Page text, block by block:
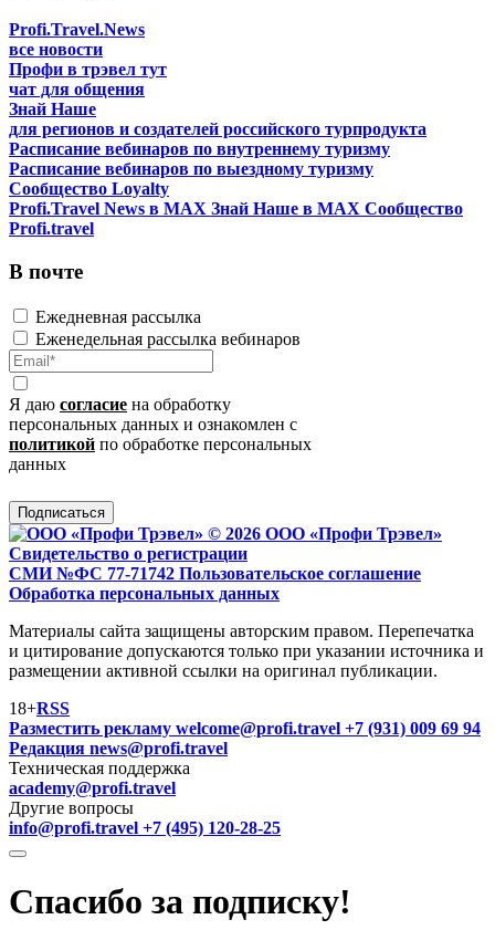
Profi.Travel.News
все новости
Профи в трэвел тут
чат для общения
Знай Наше
для регионов и создателей российского турпродукта
Расписание вебинаров по внутреннему туризму
Расписание вебинаров по выездному туризму
Сообщество Loyalty
Profi.Travel News в MAX Знай Наше в MAX Сообщество
Profi.travel
В почте
Ежедневная рассылка
Еженедельная рассылка вебинаров
Я даю согласие на обработку
персональных данных и ознакомлен с
политикой по обработке персональных
данных
Подписаться
© 2026 ООО «Профи Трэвeл»
Свидетельство о регистрации
СМИ №ФС 77-71742 Пользовательское соглашение
Обработка персональных данных
Материалы сайта защищены авторским правом. Перепечатка
и цитирование допускаются только при указании источника и
размещении активной ссылки на оригинал публикации.
18+RSS
Разместить рекламу welcome@profi.travel +7 (931) 009 69 94
Редакция news@profi.travel
Техническая поддержка
academy@profi.travel
Другие вопросы
info@profi.travel +7 (495) 120-28-25
Спасибо за подписку!